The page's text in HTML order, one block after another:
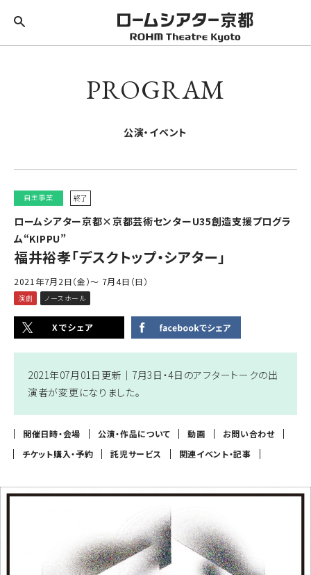
PROGRAM
公演・イベント
自主事業 終了
ロームシアター京都×京都芸術センターU35創造支援プログラ
ム“KIPPU”
福井裕孝「デスクトップ・シアター」
2021年7月2日（金）～ 7月4日（日）
演劇 ノースホール
2021年07月01日更新｜ 7月3日・4日のアフタートークの出
演者が変更になりました。
開催日時・会場 公演・作品について 動画
お問い合わせ
チケット購入・予約
託児サービス 関連イベント・記事